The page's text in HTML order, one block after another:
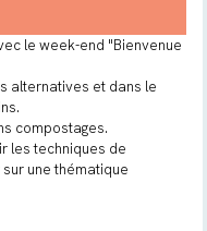
le week-end "Bienvenue
alternatives et dans le
compostages.
les techniques de
une thématique